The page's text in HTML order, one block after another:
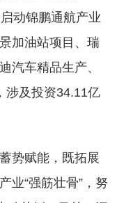
动锦鹏通航产业
加油站项目、瑞
汽车精品生产、
涉及投资34.11亿
势赋能，既拓展
业“强筋壮骨”，努